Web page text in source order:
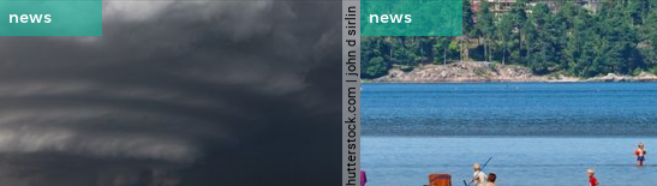
© shutterstock.com | john d sirlin